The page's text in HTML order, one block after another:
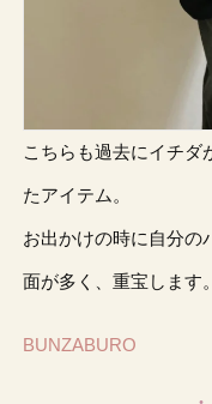
こちらも過去にイチダ
たアイテム。
お出かけの時に自分の
面が多く、重宝します。
BUNZABURO